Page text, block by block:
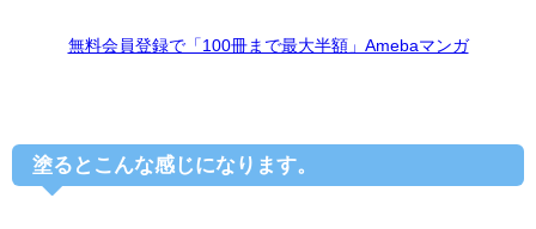
無料会員登録で「100冊まで最大半額」Amebaマンガ
塗るとこんな感じになります。